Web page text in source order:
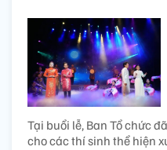
Tại buổi lễ, Ban Tổ chức
cho các thí sinh thể hiện